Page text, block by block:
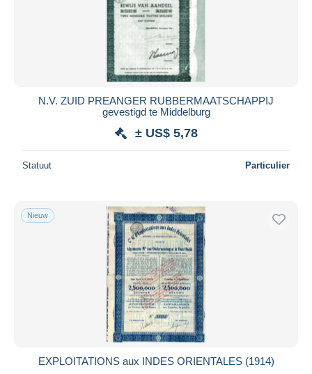
N.V. ZUID PREANGER RUBBERMAATSCHAPPIJ
gevestigd te Middelburg
± US$ 5,78
Statuut Particulier
Nieuw
EXPLOITATIONS aux INDES ORIENTALES (1914)